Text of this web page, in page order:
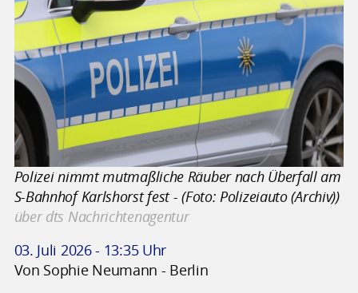
Polizei nimmt mutmaßliche Räuber nach Überfall am
S-Bahnhof Karlshorst fest - (Foto: Polizeiauto (Archiv))
über dts Nachrichtenagentur
03. Juli 2026 - 13:35 Uhr
Von Sophie Neumann - Berlin